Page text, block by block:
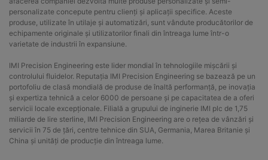
personalizate concepute pentru clienți și aplicații specifice. Aceste
produse, utilizate în utilaje și automatizări, sunt vândute producătorilor de
echipamente originale și utilizatorilor finali din întreaga lume într-o
varietate de industrii în expansiune.
IMI Precision Engineering este lider mondial în tehnologiile mișcării și
controlului fluidelor. Reputația IMI Precision Engineering se bazează pe un
portofoliu de clasă mondială de produse de înaltă performanță, pe inovația
și expertiza tehnică a celor 6000 de persoane și pe capacitatea de a oferi
servicii locale excepționale. Filială a grupului de inginerie IMI plc de 1,75
miliarde de lire sterline, IMI Precision Engineering are o rețea de vânzări și
servicii în 75 de țări, centre tehnice din SUA, Germania, Marea Britanie și
China și unități de producție din întreaga lume.